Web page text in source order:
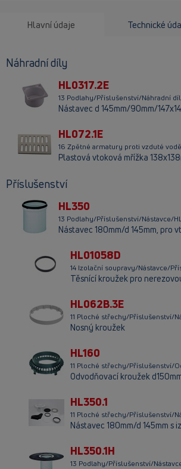
Hlavní údaje Technické
Náhradní díly
HL0317.2E
13 Podlahy/Příslušenství/Náhradní
Nástavec d 145mm/90mm/
HL072.1E
16 Zpětné armatury proti vzduté
Plastová vtoková mřížka
Příslušenství
HL350
13 Podlahy/Příslušenství/Nástavce/
Nástavec 180mm/d 145mm, pro
HL01058D
14 Izolační soupravy/Nástavce/
Těsnící kroužek pro
HL062B.3E
11 Ploché střechy/Příslušenství/
Nosný kroužek
HL160
11 Ploché střechy/Příslušenství/
Odvodňovací kroužek
HL350.1
11 Ploché střechy/Příslušenství/
Nástavec 180mm/d 145mm s
HL350.1H
13 Podlahy/Příslušenství/